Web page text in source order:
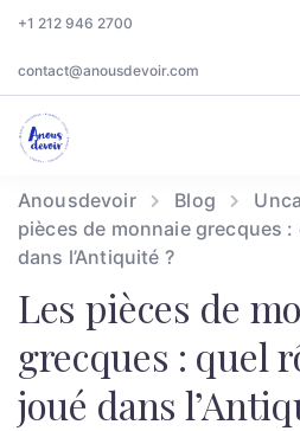
+1 212 946 2700
contact@anousdevoir.com
Anousdevoir Blog
pièces de monnaie grecques
dans l’Antiquité ?
Les pièces de
grecques : quel
joué dans